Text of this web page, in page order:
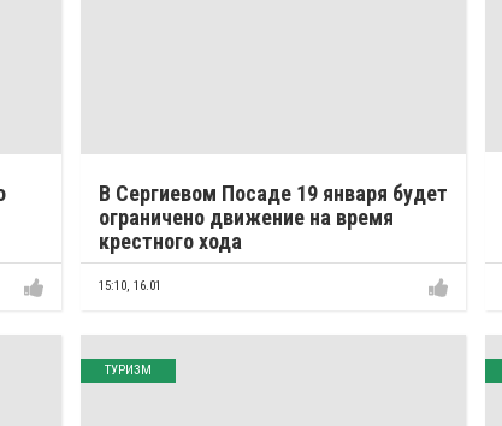
В Сергиевом Посаде 19 января будет
ограничено движение на время
крестного хода
15:10, 16.01
ТУРИЗМ